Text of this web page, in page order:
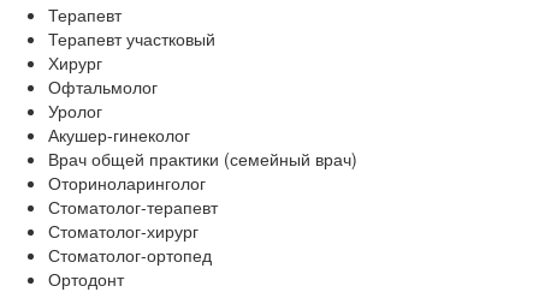
Терапевт
Терапевт участковый
Хирург
Офтальмолог
Уролог
Акушер-гинеколог
Врач общей практики (семейный врач)
Оториноларинголог
Стоматолог-терапевт
Стоматолог-хирург
Стоматолог-ортопед
Ортодонт